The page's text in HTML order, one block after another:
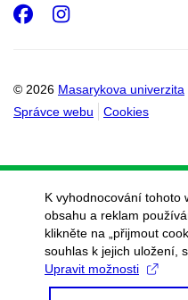
© 2026 Masarykova univerzita
Správce webu
Cookies
Facebook
K vyhodnocování tohoto
obsahu a reklam
klikněte na „přijmout
souhlas k jejich uložení,
Upravit možnosti